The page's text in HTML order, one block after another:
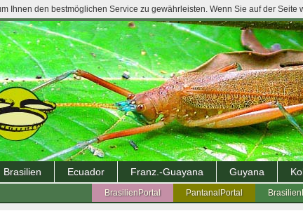
Brasilien Ecuador Franz.-Guayana Guyana
PantanalPortal
BrasilienPortal
Ihnen den bestmöglichen Service zu gewährleisten. Wenn Sie auf der